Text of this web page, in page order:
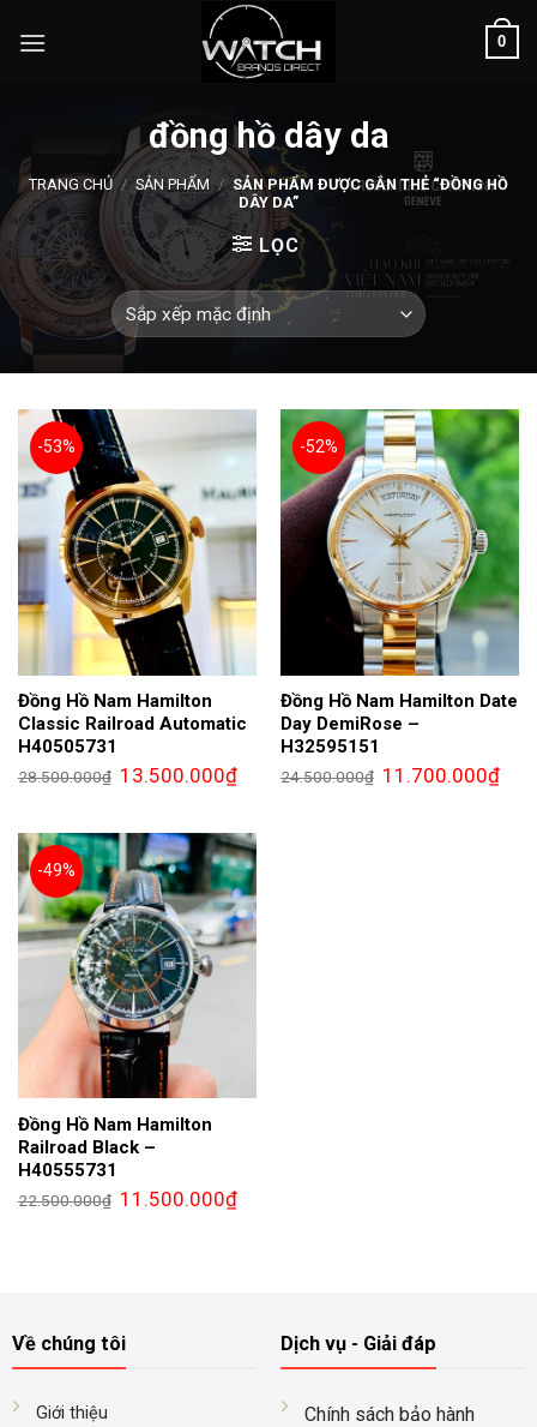
0
đồng hồ dây da
TRANG CHỦ / SẢN PHẨM / SẢN PHẨM ĐƯỢC GẮN THẺ “ĐỒNG HỒ
DÂY DA”
LỌC
-53%
Đồng Hồ Nam Hamilton
Classic Railroad Automatic
H40505731
28.500.000₫ Giá
gốc
13.500.000₫Giá
hiện
13.500.000₫.
-52%
Đồng Hồ Nam Hamilton Date
Day DemiRose –
H32595151
24.500.000₫ Giá
gốc
11.700.000₫Giá
hiện
-49%
Đồng Hồ Nam Hamilton
Railroad Black –
H40555731
22.500.000₫ Giá
gốc
11.500.000₫Giá
hiện
Về chúng tôi
Giới thiệu
Dịch vụ - Giải đáp
Chính sách bảo hành